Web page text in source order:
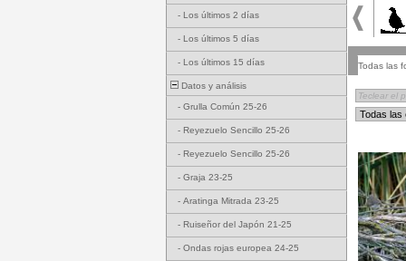
- Los últimos 2 días
- Los últimos 5 días
- Los últimos 15 días
Datos y análisis
- Grulla Común 25-26
- Reyezuelo Sencillo 25-26
- Reyezuelo Sencillo 25-26
- Graja 23-25
- Aratinga Mitrada 23-25
- Ruiseñor del Japón 21-25
- Ondas rojas europea 24-25
Todas las